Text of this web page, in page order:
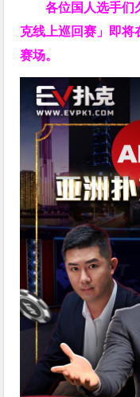
各位国人选手们
克线上巡回赛」即将
赛场。